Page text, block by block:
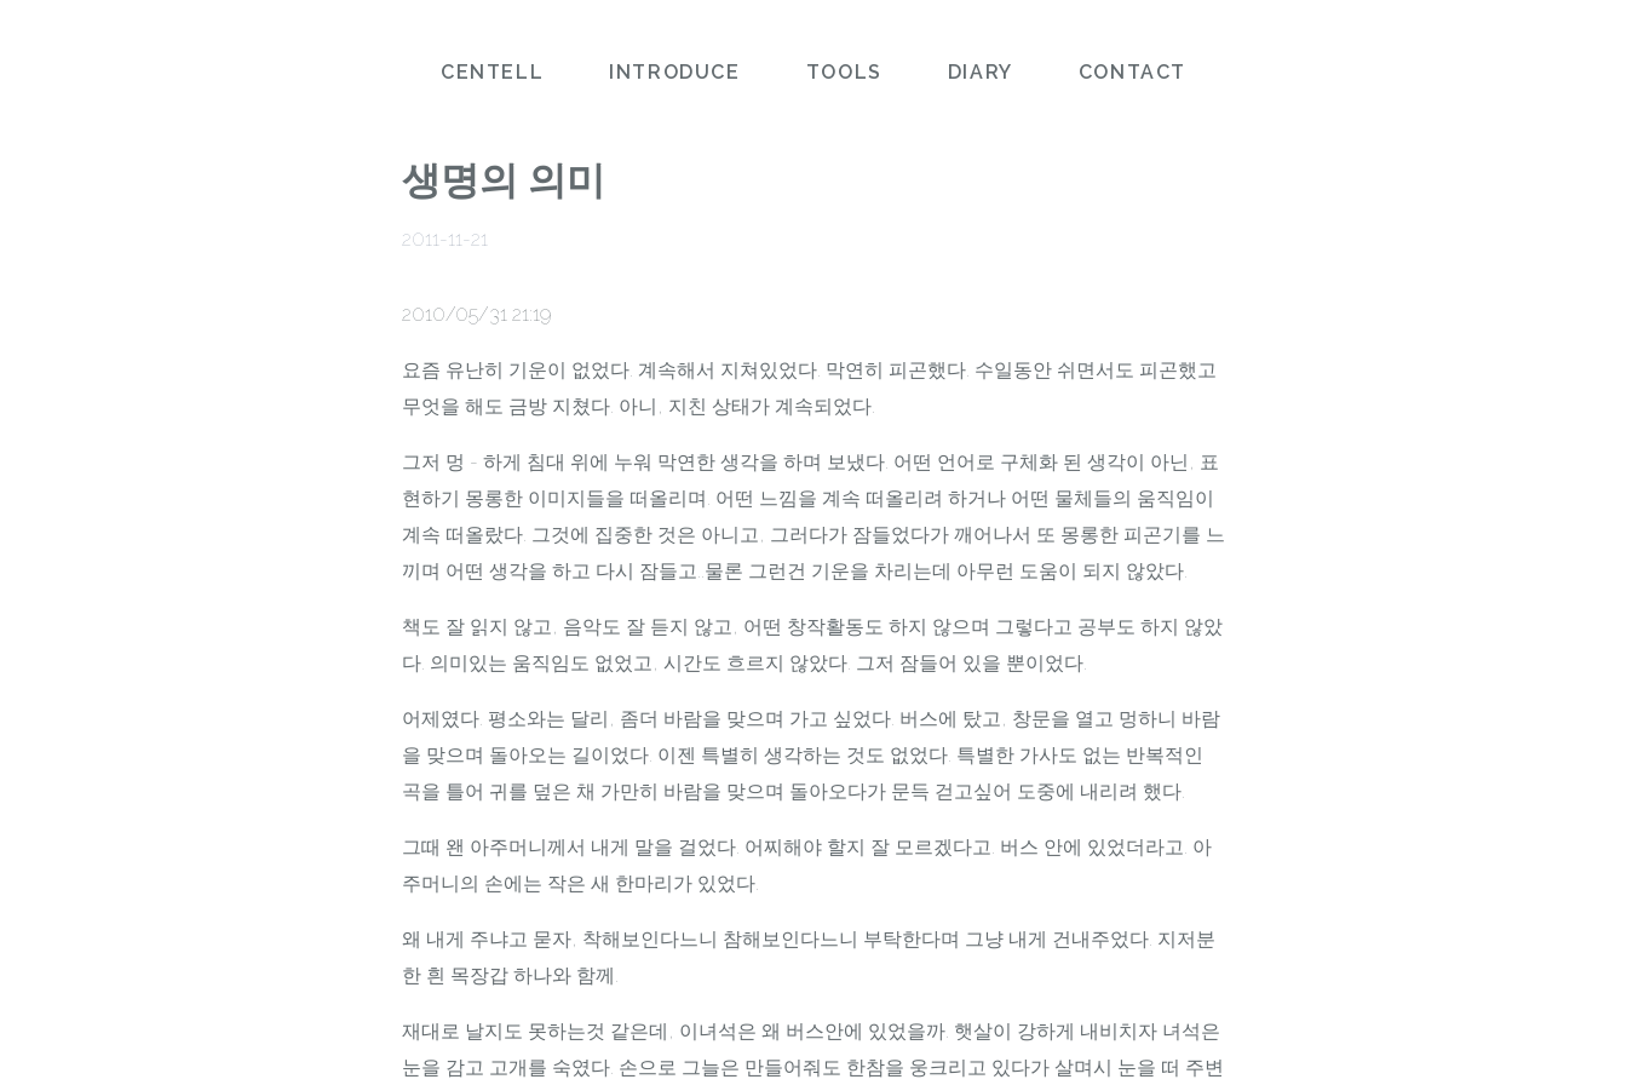
CENTELL INTRODUCE TOOLS DIARY CONTACT
생명의 의미
2011-11-21
2010/05/31 21:19
요즘 유난히 기운이 없었다. 계속해서 지쳐있었다. 막연히 피곤했다. 수일동안 쉬면서도 피곤했고
무엇을 해도 금방 지쳤다. 아니, 지친 상태가 계속되었다.
그저 멍 - 하게 침대 위에 누워 막연한 생각을 하며 보냈다. 어떤 언어로 구체화 된 생각이 아닌, 표
현하기 몽롱한 이미지들을 떠올리며. 어떤 느낌을 계속 떠올리려 하거나 어떤 물체들의 움직임이
계속 떠올랐다. 그것에 집중한 것은 아니고, 그러다가 잠들었다가 깨어나서 또 몽롱한 피곤기를 느
끼며 어떤 생각을 하고 다시 잠들고..물론 그런건 기운을 차리는데 아무런 도움이 되지 않았다.
책도 잘 읽지 않고, 음악도 잘 듣지 않고, 어떤 창작활동도 하지 않으며 그렇다고 공부도 하지 않았
다. 의미있는 움직임도 없었고, 시간도 흐르지 않았다. 그저 잠들어 있을 뿐이었다.
어제였다. 평소와는 달리, 좀더 바람을 맞으며 가고 싶었다. 버스에 탔고, 창문을 열고 멍하니 바람
을 맞으며 돌아오는 길이었다. 이젠 특별히 생각하는 것도 없었다. 특별한 가사도 없는 반복적인
곡을 틀어 귀를 덮은 채 가만히 바람을 맞으며 돌아오다가 문득 걷고싶어 도중에 내리려 했다.
그때 왠 아주머니께서 내게 말을 걸었다. 어찌해야 할지 잘 모르겠다고. 버스 안에 있었더라고. 아
주머니의 손에는 작은 새 한마리가 있었다.
왜 내게 주냐고 묻자, 착해보인다느니 참해보인다느니 부탁한다며 그냥 내게 건내주었다. 지저분
한 흰 목장갑 하나와 함께.
재대로 날지도 못하는것 같은데, 이녀석은 왜 버스안에 있었을까. 햇살이 강하게 내비치자 녀석은
눈을 감고 고개를 숙였다. 손으로 그늘은 만들어줘도 한참을 웅크리고 있다가 살며시 눈을 떠 주변